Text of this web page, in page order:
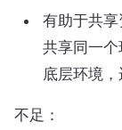
有助于共
共享同一
底层环境
不足：